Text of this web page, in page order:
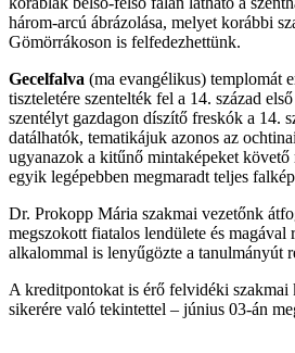
három-arcú ábrázolása, melyet korábbi
Gömörrákoson is felfedezhettünk.
Gecelfalva (ma evangélikus) templomát
tiszteletére szentelték fel a 14. század
szentélyt gazdagon díszítő freskók a 14.
datálhatók, tematikájuk azonos az
ugyanazok a kitűnő mintaképeket követő
egyik legépebben megmaradt teljes
Dr. Prokopp Mária szakmai vezetőnk
megszokott fiatalos lendülete és magával
alkalommal is lenyűgözte a tanulmányút
A kreditpontokat is érő felvidéki szakmai
sikerére való tekintettel – június 03-án